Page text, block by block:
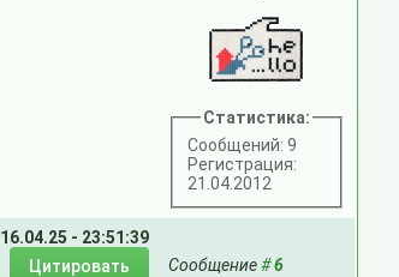
Статистика:
Сообщений: 9
Регистрация:
21.04.2012
16.04.25 - 23:51:39
Сообщение#6